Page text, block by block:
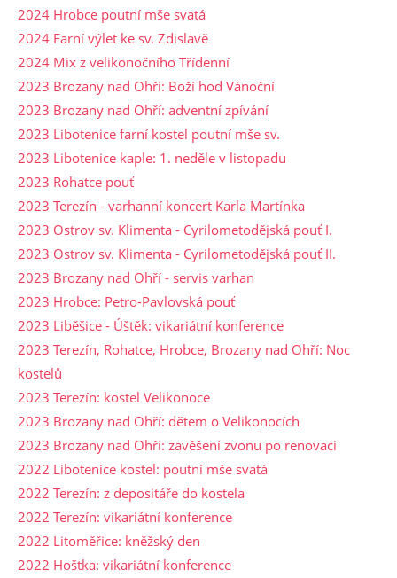
2024 Hrobce poutní mše svatá
2024 Farní výlet ke sv. Zdislavě
2024 Mix z velikonočního Třídenní
2023 Brozany nad Ohří: Boží hod Vánoční
2023 Brozany nad Ohří: adventní zpívání
2023 Libotenice farní kostel poutní mše sv.
2023 Libotenice kaple: 1. neděle v listopadu
2023 Rohatce pouť
2023 Terezín - varhanní koncert Karla Martínka
2023 Ostrov sv. Klimenta - Cyrilometodějská pouť I.
2023 Ostrov sv. Klimenta - Cyrilometodějská pouť II.
2023 Brozany nad Ohří - servis varhan
2023 Hrobce: Petro-Pavlovská pouť
2023 Liběšice - Úštěk: vikariátní konference
2023 Terezín, Rohatce, Hrobce, Brozany nad Ohří: Noc
kostelů
2023 Terezín: kostel Velikonoce
2023 Brozany nad Ohří: dětem o Velikonocích
2023 Brozany nad Ohří: zavěšení zvonu po renovaci
2022 Libotenice kostel: poutní mše svatá
2022 Terezín: z depositáře do kostela
2022 Terezín: vikariátní konference
2022 Litoměřice: kněžský den
2022 Hoštka: vikariátní konference